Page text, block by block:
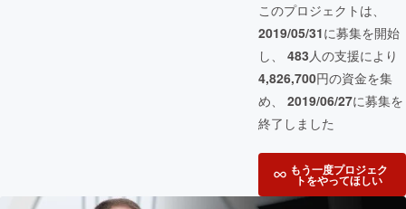
このプロジェクトは、
2019/05/31に募集を開始
し、 483人の支援により
4,826,700円の資金を集
め、 2019/06/27に募集を
終了しました
もう一度プロジェク
トをやってほしい